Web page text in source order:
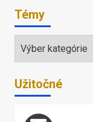
Témy
Témy
Užitočné